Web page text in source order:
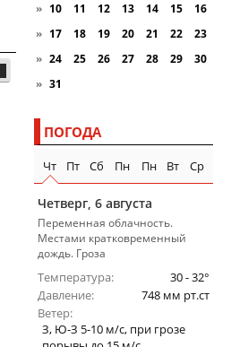
» 10 11 12 13 14 15
16
» 17 18 19 20 21 22
23
» 24 25 26 27 28 29
30
» 31
ПОГОДА
Чт Пт Сб Пн Пн Вт Ср
Четверг, 6 августа
Переменная облачность.
Местами кратковременный
дождь. Гроза
Температура
30 - 32°
Давление
748 мм рт.ст
Ветер
З, Ю-З 5-10 м/c, при грозе